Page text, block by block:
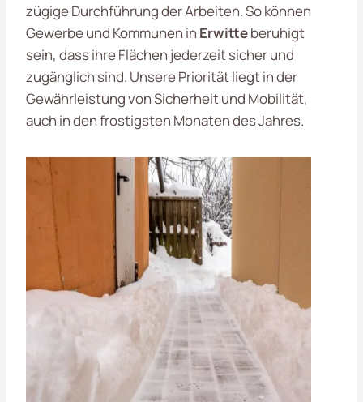
zügige Durchführung der Arbeiten. So können
Gewerbe und Kommunen in Erwitteberuhigt
sein, dass ihre Flächen jederzeit sicher und
zugänglich sind. Unsere Priorität liegt in der
Gewährleistung von Sicherheit und Mobilität,
auch in den frostigsten Monaten des Jahres.